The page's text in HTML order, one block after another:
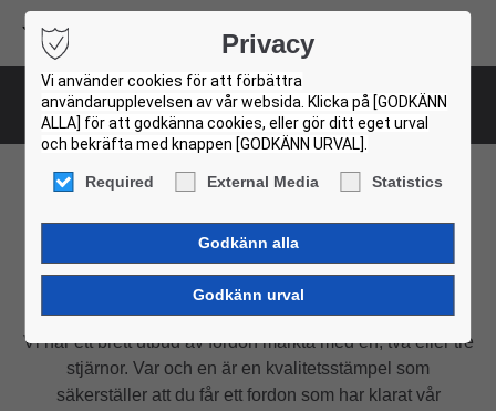
Privacy
Vi använder cookies för att förbättra
användarupplevelsen av vår websida. Klicka på [GODKÄNN
ALLA] för att godkänna cookies, eller gör ditt eget urval
och bekräfta med knappen [GODKÄNN URVAL].
Required External Media Statistics
Betygsättningssystem
Vårt betygssystem
Kvalitetssäkrad av Volvos experter
Vi har ett brett utbud av fordon märkta med en, två eller tre
stjärnor. Var och en är en kvalitetsstämpel som
säkerställer att du får ett fordon som har klarat vår